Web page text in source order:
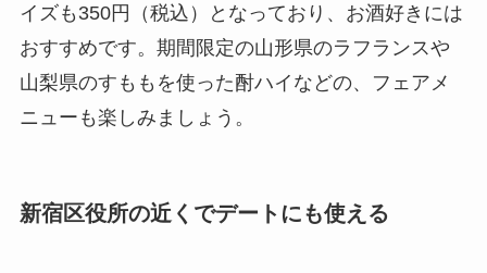
イズも350円（税込）となっており、お酒好きには
おすすめです。期間限定の山形県のラフランスや
山梨県のすももを使った酎ハイなどの、フェアメ
ニューも楽しみましょう。
新宿区役所の近くでデートにも使える